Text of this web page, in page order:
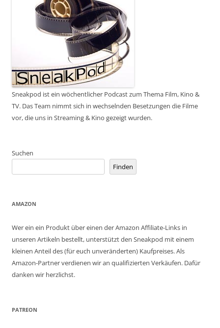
Sneakpod ist ein wöchentlicher Podcast zum Thema Film, Kino &
TV. Das Team nimmt sich in wechselnden Besetzungen die Filme
vor, die uns in Streaming & Kino gezeigt wurden.
Suchen
Finden
AMAZON
Wer ein ein Produkt über einen der Amazon Affiliate-Links in
unseren Artikeln bestellt, unterstützt den Sneakpod mit einem
kleinen Anteil des (für euch unveränderten) Kaufpreises. Als
Amazon-Partner verdienen wir an qualifizierten Verkäufen. Dafür
danken wir herzlichst.
PATREON